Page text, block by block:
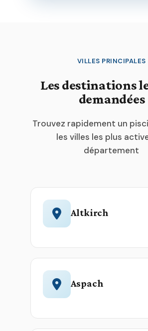
VILLES PRINCIPALES
Les destinations
demandées
Trouvez rapidement un
les villes les plus
département
Altkirch
Aspach